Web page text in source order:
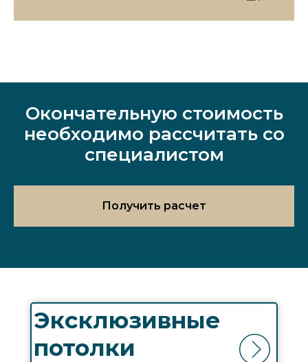
Окончательную стоимость
необходимо рассчитать со
специалистом
Получить расчет
Эксклюзивные
потолки